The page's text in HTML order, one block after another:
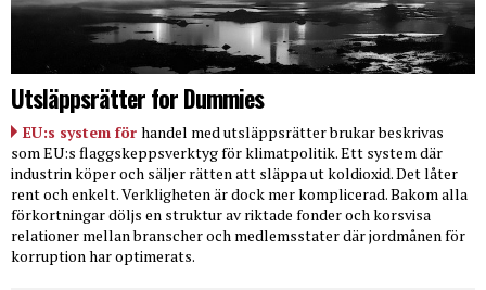
Utsläppsrätter for Dummies
EU:s system för handel med utsläppsrätter brukar beskrivas
som EU:s flaggskeppsverktyg för klimatpolitik. Ett system där
industrin köper och säljer rätten att släppa ut koldioxid. Det låter
rent och enkelt. Verkligheten är dock mer komplicerad. Bakom alla
förkortningar döljs en struktur av riktade fonder och korsvisa
relationer mellan branscher och medlemsstater där jordmånen för
korruption har optimerats.